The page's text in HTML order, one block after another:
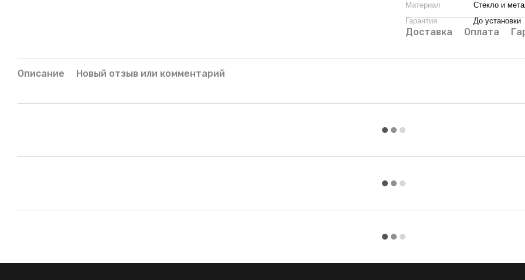
Материал
Стекло и
Гарантия
До установки
Доставка Оплата
Описание Новый отзыв или комментарий